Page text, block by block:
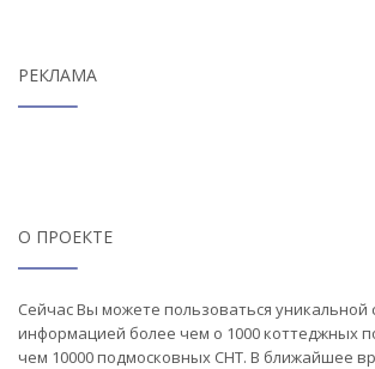
РЕКЛАМА
О ПРОЕКТЕ
Сейчас Вы можете пользоваться уникальной
информацией более чем о 1000 коттеджных
чем 10000 подмосковных СНТ. В ближайшее